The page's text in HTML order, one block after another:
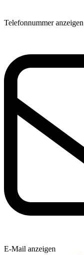
Telefonnummer anzeigen
E-Mail anzeigen